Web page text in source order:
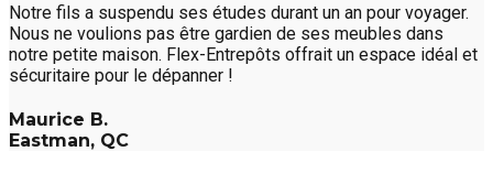
Notre fils a suspendu ses études durant un an pour voyager.
Nous ne voulions pas être gardien de ses meubles dans
notre petite maison. Flex-Entrepôts offrait un espace idéal et
sécuritaire pour le dépanner !
Maurice B.
Eastman, QC